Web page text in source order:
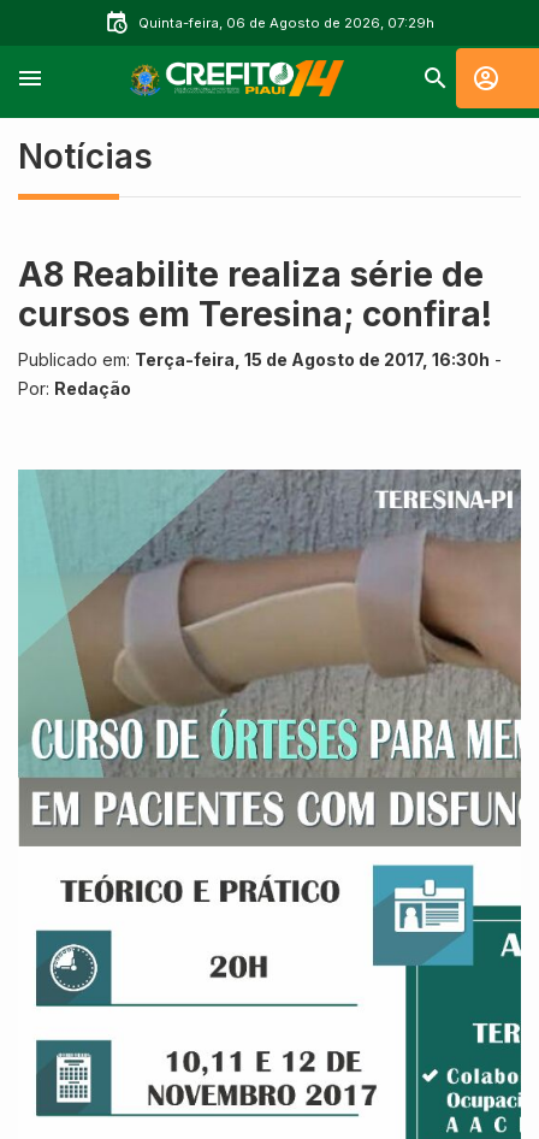
Quinta-feira, 06 de Agosto de 2026, 07:29h
Notícias
A8 Reabilite realiza série de
cursos em Teresina; confira!
Publicado em: Terça-feira, 15 de Agosto de 2017, 16:30h -
Por: Redação